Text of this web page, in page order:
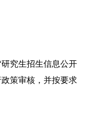
究生招生信息公开
策审核，并按要求